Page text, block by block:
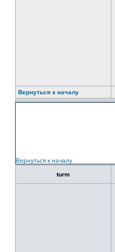
Вернуться к началу
Вернуться к началу
turm